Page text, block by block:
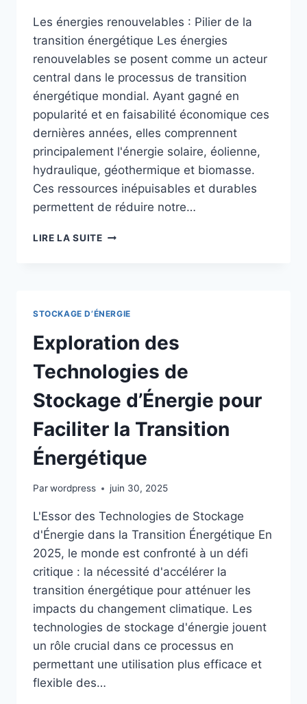
Les énergies renouvelables : Pilier de la
transition énergétique Les énergies
renouvelables se posent comme un acteur
central dans le processus de transition
énergétique mondial. Ayant gagné en
popularité et en faisabilité économique ces
dernières années, elles comprennent
principalement l'énergie solaire, éolienne,
hydraulique, géothermique et biomasse.
Ces ressources inépuisables et durables
permettent de réduire notre…
LIRE LA SUITEACCÉLÉRER
RENOUVELABLES
FAÇONNENT
LE
MIX
ÉNERGÉTIQUE
DE
DEMAIN
STOCKAGE D’ÉNERGIE
Exploration des
Technologies de
Stockage d’Énergie pour
Faciliter la Transition
Énergétique
Parwordpress juin 30, 2025
L'Essor des Technologies de Stockage
d'Énergie dans la Transition Énergétique En
2025, le monde est confronté à un défi
critique : la nécessité d'accélérer la
transition énergétique pour atténuer les
impacts du changement climatique. Les
technologies de stockage d'énergie jouent
un rôle crucial dans ce processus en
permettant une utilisation plus efficace et
flexible des…